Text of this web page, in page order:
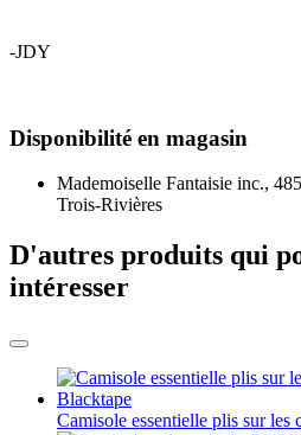
-JDY
Disponibilité en magasin
Mademoiselle Fantaisie inc.,
Trois-Rivières
D'autres produits qui
intéresser
Camisole essentielle plis sur les